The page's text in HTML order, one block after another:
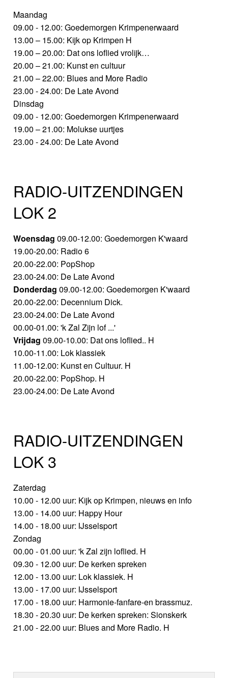
Maandag
09.00 - 12.00: Goedemorgen Krimpenerwaard
13.00 – 15.00: Kijk op Krimpen H
19.00 – 20.00: Dat ons loflied vrolijk…
20.00 – 21.00: Kunst en cultuur
21.00 – 22.00: Blues and More Radio
23.00 - 24.00: De Late Avond
Dinsdag
09.00 - 12.00: Goedemorgen Krimpenerwaard
19.00 – 21.00: Molukse uurtjes
23.00 - 24.00: De Late Avond
RADIO-UITZENDINGEN
LOK 2
Woensdag 09.00-12.00: Goedemorgen K'waard
19.00-20.00: Radio 6
20.00-22.00: PopShop
23.00-24.00: De Late Avond
Donderdag 09.00-12.00: Goedemorgen K'waard
20.00-22.00: Decennium Dick.
23.00-24.00: De Late Avond
00.00-01.00: 'k Zal Zijn lof ...'
Vrijdag 09.00-10.00: Dat ons loflied.. H
10.00-11.00: Lok klassiek
11.00-12.00: Kunst en Cultuur. H
20.00-22.00: PopShop. H
23.00-24.00: De Late Avond
RADIO-UITZENDINGEN
LOK 3
Zaterdag
10.00 - 12.00 uur: Kijk op Krimpen, nieuws en info
13.00 - 14.00 uur: Happy Hour
14.00 - 18.00 uur: IJsselsport
Zondag
00.00 - 01.00 uur: 'k Zal zijn loflied. H
09.30 - 12.00 uur: De kerken spreken
12.00 - 13.00 uur: Lok klassiek. H
13.00 - 17.00 uur: IJsselsport
17.00 - 18.00 uur: Harmonie-fanfare-en brassmuz.
18.30 - 20.30 uur: De kerken spreken: Sionskerk
21.00 - 22.00 uur: Blues and More Radio. H